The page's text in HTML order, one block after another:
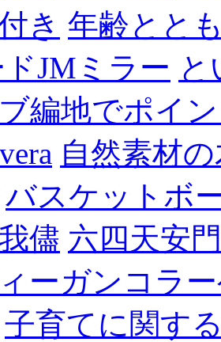
き 年齢とと
JMミラー
編地でポイ
自然素材
バスケットボ
儘 六四天安門
ーガンコラ
子育てに関す